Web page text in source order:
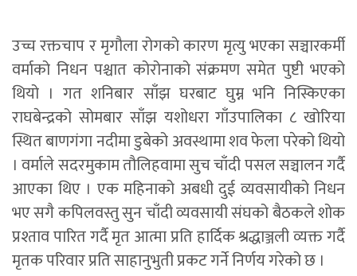
उच्च रक्तचाप र मृगौला रोगको कारण मृत्यु भएका सञ्चारकर्मी
वर्माको निधन पश्चात कोरोनाको संक्रमण समेत पुष्टी भएको
थियो । गत शनिबार साँझ घरबाट घुम्न भनि निस्किएका
राघबेन्द्रको सोमबार साँझ यशोधरा गाँउपालिका ८ खोरिया
स्थित बाणगंगा नदीमा डुबेको अवस्थामा शव फेला परेको थियो
। वर्माले सदरमुकाम तौलिहवामा सुच चाँदी पसल सञ्चालन गर्दै
आएका थिए । एक महिनाको अबधी दुई व्यवसायीको निधन
भए सगै कपिलवस्तु सुन चाँदी व्यवसायी संघको बैठकले शोक
प्रश्ताव पारित गर्दै मृत आत्मा प्रति हार्दिक श्रद्धाञ्जली व्यक्त गर्दै
मृतक परिवार प्रति साहानुभुती प्रकट गर्ने निर्णय गरेको छ ।